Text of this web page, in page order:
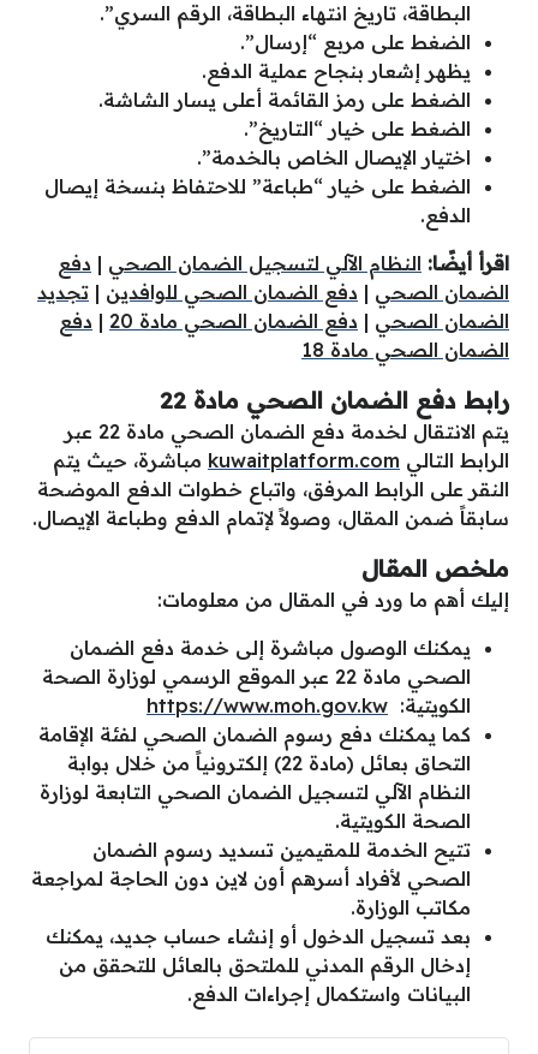
البطاقة، تاريخ انتهاء البطاقة، الرقم السري”.
الضغط على مربع “إرسال”.
يظهر إشعار بنجاح عملية الدفع.
الضغط على رمز القائمة أعلى يسار الشاشة.
الضغط على خيار “التاريخ”.
اختيار الإيصال الخاص بالخدمة”.
الضغط على خيار “طباعة” للاحتفاظ بنسخة إيصال
الدفع.
اقرأ أيضًا: النظام الآلي لتسجيل الضمان الصحي | دفع
الضمان الصحي | دفع الضمان الصحي للوافدين | تجديد
الضمان الصحي | دفع الضمان الصحي مادة 20 | دفع
الضمان الصحي مادة 18
رابط دفع الضمان الصحي مادة 22
يتم الانتقال لخدمة دفع الضمان الصحي مادة 22 عبر
الرابط التالي kuwaitplatform.com مباشرة، حيث يتم
النقر على الرابط المرفق، واتباع خطوات الدفع الموضحة
سابقاً ضمن المقال، وصولاً لإتمام الدفع وطباعة الإيصال.
ملخص المقال
إليك أهم ما ورد في المقال من معلومات:
يمكنك الوصول مباشرة إلى خدمة دفع الضمان
الصحي مادة 22 عبر الموقع الرسمي لوزارة الصحة
الكويتية: https://www.moh.gov.kw
كما يمكنك دفع رسوم الضمان الصحي لفئة الإقامة
التحاق بعائل (مادة 22) إلكترونياً من خلال بوابة
النظام الآلي لتسجيل الضمان الصحي التابعة لوزارة
الصحة الكويتية.
تتيح الخدمة للمقيمين تسديد رسوم الضمان
الصحي لأفراد أسرهم أون لاين دون الحاجة لمراجعة
مكاتب الوزارة.
بعد تسجيل الدخول أو إنشاء حساب جديد، يمكنك
إدخال الرقم المدني للملتحق بالعائل للتحقق من
البيانات واستكمال إجراءات الدفع.